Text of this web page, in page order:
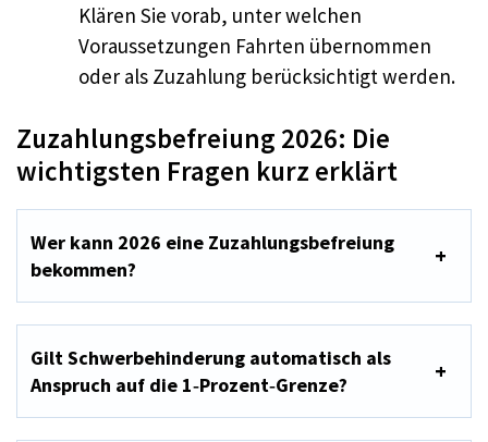
Klären Sie vorab, unter welchen
Voraussetzungen Fahrten übernommen
oder als Zuzahlung berücksichtigt werden.
Zuzahlungsbefreiung 2026: Die
wichtigsten Fragen kurz erklärt
Wer kann 2026 eine Zuzahlungsbefreiung
bekommen?
Gilt Schwerbehinderung automatisch als
Anspruch auf die 1‑Prozent‑Grenze?